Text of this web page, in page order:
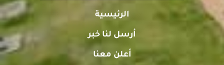
الرئيسية
أرسل لنا خبر
أعلن معنا